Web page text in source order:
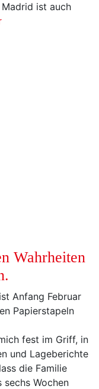
ist auch
Wahrheiten
Anfang Februar
Papierstapeln
fest im Griff, in
und Lageberichte
die Familie
Wochen